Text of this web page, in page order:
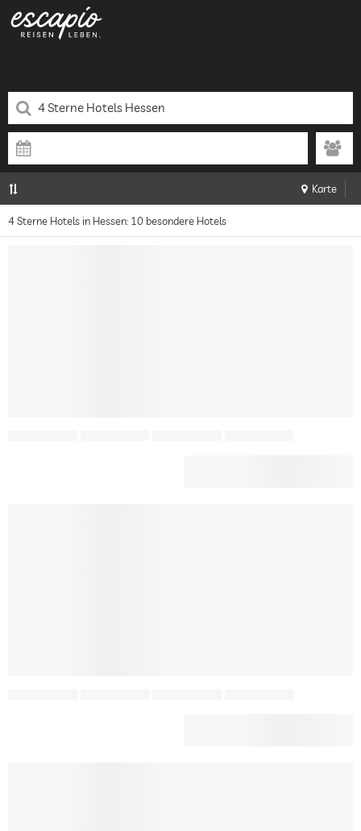
Karte
4 Sterne Hotels in Hessen: 10 besondere Hotels